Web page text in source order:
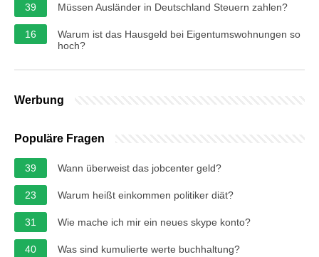
39 Müssen Ausländer in Deutschland Steuern zahlen?
16
Warum ist das Hausgeld bei Eigentumswohnungen so
hoch?
Werbung
Populäre Fragen
39 Wann überweist das jobcenter geld?
23 Warum heißt einkommen politiker diät?
31 Wie mache ich mir ein neues skype konto?
40 Was sind kumulierte werte buchhaltung?